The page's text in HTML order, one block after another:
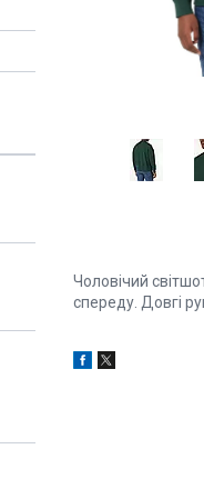
Чоловічий
спереду. Довгі